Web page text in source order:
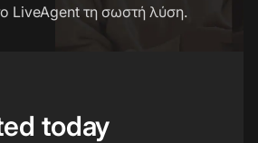
LiveAgent τη σωστή λύση.
today